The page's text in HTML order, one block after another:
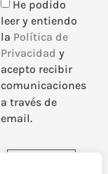
He podido
leer y entiendo
la Política de
Privacidad y
acepto recibir
comunicaciones
a través de
email.